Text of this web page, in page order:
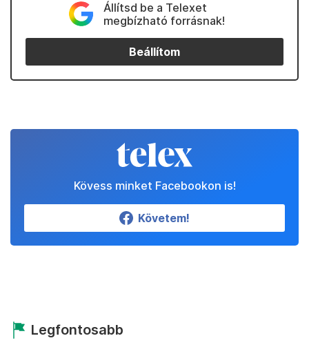
Állítsd be a Telexet
megbízható forrásnak!
Beállítom
Kövess minket Facebookon is!
Követem!
Legfontosabb